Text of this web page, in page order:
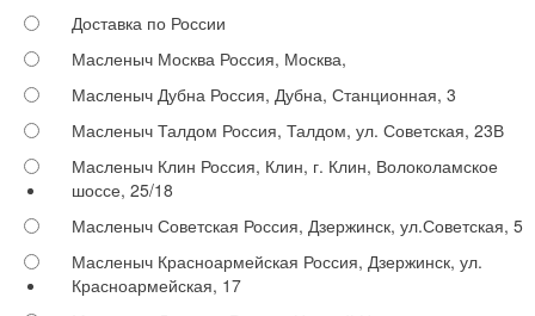
Доставка по России
Масленыч Москва Россия, Москва,
Масленыч Дубна Россия, Дубна, Станционная, 3
Масленыч Талдом Россия, Талдом, ул. Советская, 23В
Масленыч Клин Россия, Клин, г. Клин, Волоколамское
шоссе, 25/18
Масленыч Советская Россия, Дзержинск, ул.Советская, 5
Масленыч Красноармейская Россия, Дзержинск, ул.
Красноармейская, 17